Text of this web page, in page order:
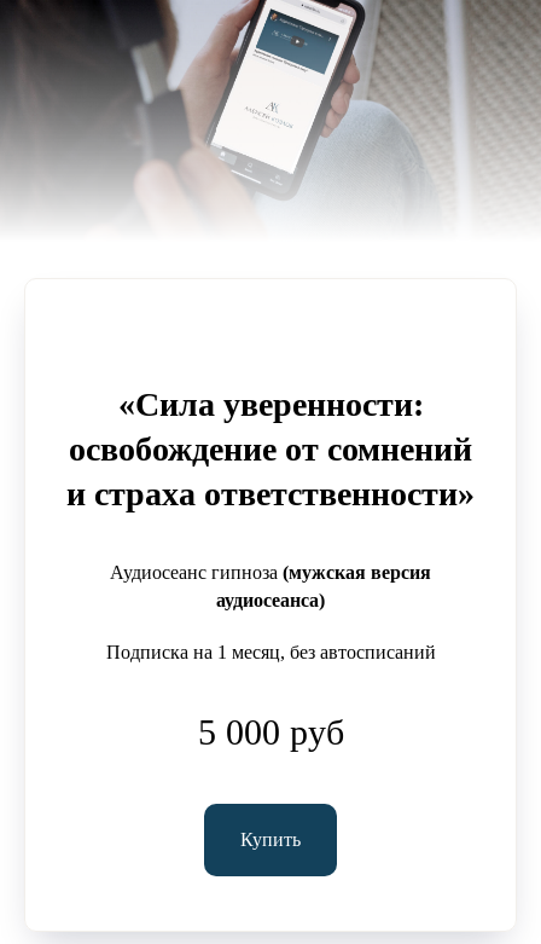
«Сила уверенности:
освобождение от сомнений
и страха ответственности»
Аудиосеанс гипноза (мужская версия
аудиосеанса)
Подписка на 1 месяц, без автосписаний
5 000 руб
Купить